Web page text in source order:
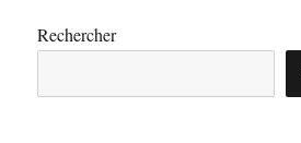
Rechercher